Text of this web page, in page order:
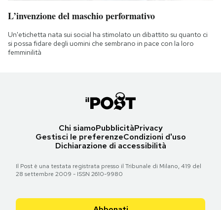
L’invenzione del maschio performativo
Un'etichetta nata sui social ha stimolato un dibattito su quanto ci
si possa fidare degli uomini che sembrano in pace con la loro
femminilità
Chi siamoPubblicitàPrivacy
Gestisci le preferenzeCondizioni d'uso
Dichiarazione di accessibilità
Il Post è una testata registrata presso il Tribunale di Milano, 419 del
28 settembre 2009 - ISSN 2610-9980